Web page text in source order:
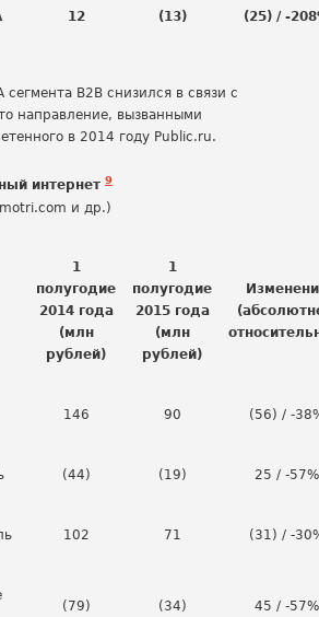
12 (13) (25) / -
сегмента B2B снизился в связи с
направление, вызванными
в 2014 году Public.ru.
интернет 9
и др.)
1
полугодие
2014 года
(млн
рублей)
1
полугодие
2015 года
(млн
рублей)
146 90 (56) / -
(44) (19) 25 / -57%
102 71 (31) / -
(79) (34) 45 / -57%